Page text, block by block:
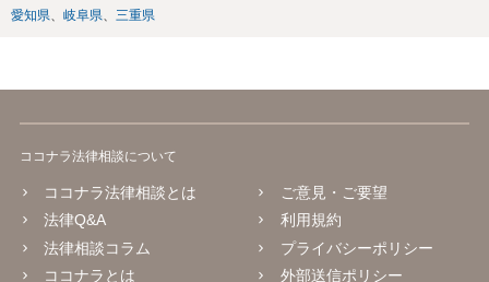
愛知県 岐阜県 三重県
ココナラ法律相談について
ココナラ法律相談とは
法律Q&A
法律相談コラム
ココナラとは
ご意見・ご要望
利用規約
プライバシーポリシー
外部送信ポリシー